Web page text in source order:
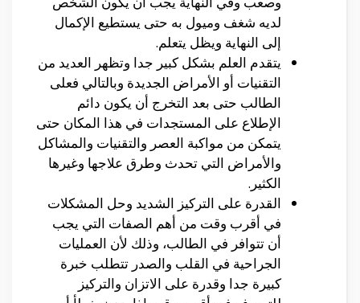
لديه شغف وميول به حتى يستطيع الإكمال
إلى النهاية ويظل يتعلم.
يتقدم العلم بشكل كبير جدا وتظهر العديد من
التقنيات أو الأمراض الجديدة وبالتالي فعلى
الطالب حتى بعد التخرج أن يكون دائم
الإطلاع على المستجدات في هذا المكان حتى
يتمكن من مواكبة العصر والتقنيات والمشاكل
والأمراض التي تحدث وطرق علاجها وغيرها
الكثير.
القدرة على التركيز الشديد وحل المشكلات
في أقرب وقت من أهم الصفات التي يجب
أن تتوافر في الطالب، وذلك لأن العمليات
الجراحية في القلب والصدر تتطلب خبرة
كبيرة جدا وقدرة على الاتزان والتركيز